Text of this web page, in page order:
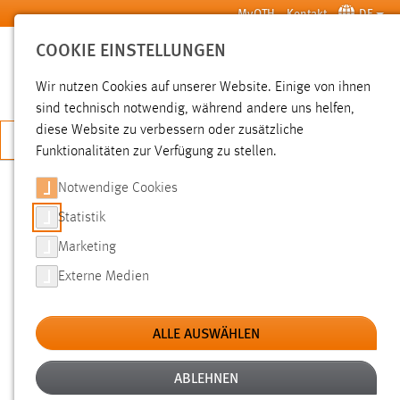
Zum Hauptinhalt springen MyOTH Kontakt DE
SUCHE
JETZT BEWERBEN
SUCHE
FILTER
Erstellungsdatum
SUCHEN
COOKIE EINSTELLUNGEN
Wir nutzen Cookies auf unserer Website. Einige von ihnen
sind technisch notwendig, während andere uns helfen,
diese Website zu verbessern oder zusätzliche
Funktionalitäten zur Verfügung zu stellen.
Notwendige Cookies
Statistik
Marketing
Externe Medien
ALLE AUSWÄHLEN
ABLEHNEN